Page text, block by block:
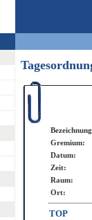
Gremium:
Datum:
Zeit:
Raum:
Ort:
TOP